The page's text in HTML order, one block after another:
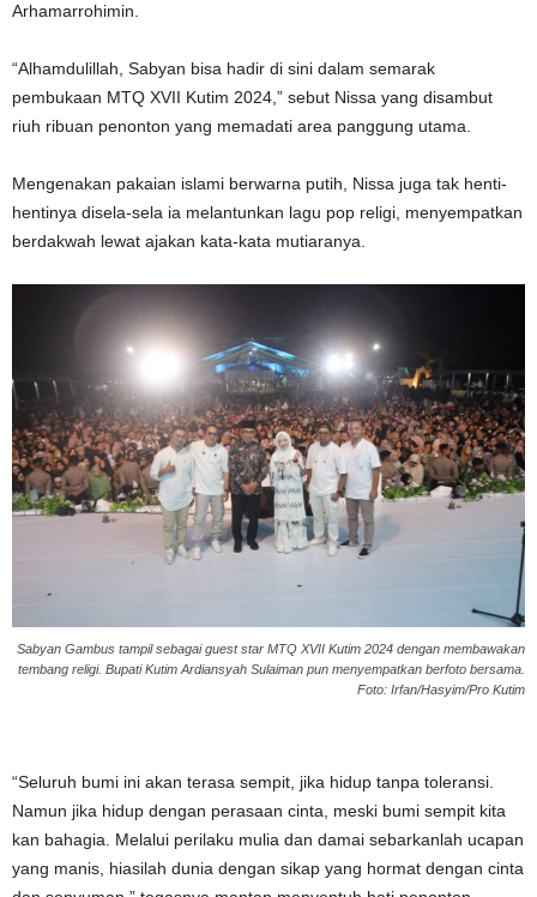
Arhamarrohimin.
“Alhamdulillah, Sabyan bisa hadir di sini dalam semarak
pembukaan MTQ XVII Kutim 2024,” sebut Nissa yang disambut
riuh ribuan penonton yang memadati area panggung utama.
Mengenakan pakaian islami berwarna putih, Nissa juga tak henti-
hentinya disela-sela ia melantunkan lagu pop religi, menyempatkan
berdakwah lewat ajakan kata-kata mutiaranya.
Sabyan Gambus tampil sebagai guest star MTQ XVII Kutim 2024 dengan membawakan
tembang religi. Bupati Kutim Ardiansyah Sulaiman pun menyempatkan berfoto bersama.
Foto: Irfan/Hasyim/Pro Kutim
“Seluruh bumi ini akan terasa sempit, jika hidup tanpa toleransi.
Namun jika hidup dengan perasaan cinta, meski bumi sempit kita
kan bahagia. Melalui perilaku mulia dan damai sebarkanlah ucapan
yang manis, hiasilah dunia dengan sikap yang hormat dengan cinta